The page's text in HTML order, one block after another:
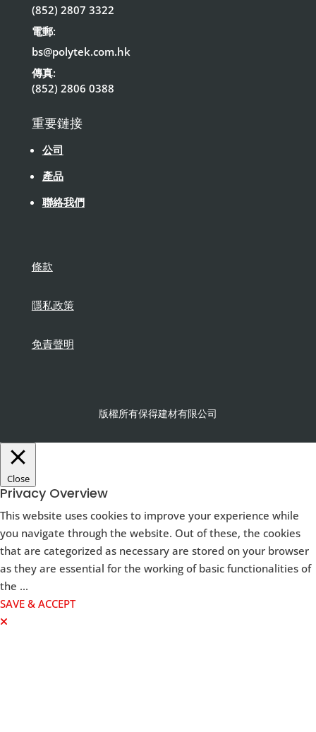
(852) 2807 3322
電郵:
bs@polytek.com.hk
傳真:
(852) 2806 0388
重要鏈接
公司
產品
聯絡我們
條款
隱私政策
免責聲明
版權所有保得建材有限公司
Close
Privacy Overview
This website uses cookies to improve your experience while
you navigate through the website. Out of these, the cookies
that are categorized as necessary are stored on your browser
as they are essential for the working of basic functionalities of
the ...
SAVE & ACCEPT